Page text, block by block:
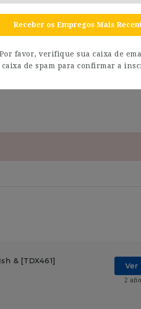
garantizándose la protección
sobre la protección de
679)
& [TDX461]
Ver
2
Receber os Empregos Mais
Por favor, verifique sua caixa de
caixa de spam para confirmar a